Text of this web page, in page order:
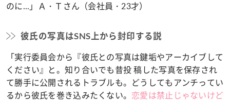
のに...」Ａ・Ｔさん（会社員・23才）
彼氏の写真はSNS上から封印する説
「実行委員会から『彼氏との写真は鍵垢やアーカイブして
ください』と。知り合いでも昔投 稿した写真を保存され
て勝手に公開されるトラブルも。どうしてもアンチってい
るから彼氏を巻き込みたくない。 恋愛は禁止じゃないけど